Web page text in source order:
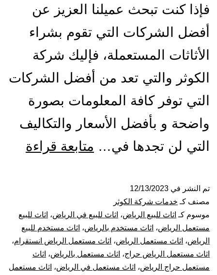
فإذا كنت تبحث عميلنا العزيز عن
أفضل الشركات التي تقوم بشراء
الأثاثات المستعملة، فإليك شركة
الكوثر والتي تعد من أفضل الشركات
التي توفر كافة المعلومات بصورة
واضحة و بأفضل الأسعار والتكاليف
التي لن تجدها في… متابعة قراءة
تم النشر في 12/13/2023
مصنف كـ خدمات شركة الكوثر
موسوم كـ اثاث للبيع الرياض، اثاث للبيع في الرياض، اثاث للبيع
مستعمل الرياض، اثاث مستخدم بالرياض، اثاث مستخدم للبيع
الرياض، اثاث مستعمل الرياض، اثاث مستعمل الرياض انستقرام،
اثاث مستعمل الرياض حراج، اثاث مستعمل بالرياض، اثاث
مستعمل حراج الرياض، اثاث مستعمل في الرياض، اثاث مستعمل